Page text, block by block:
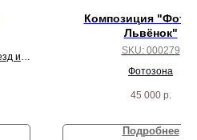
и 5
Композиция
Львёнок"
SKU: 000279
Фотозона
45 000 р.
Подробнее